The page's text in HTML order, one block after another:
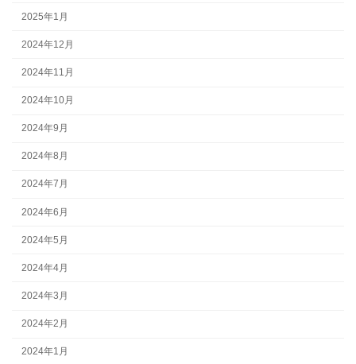
2025年1月
2024年12月
2024年11月
2024年10月
2024年9月
2024年8月
2024年7月
2024年6月
2024年5月
2024年4月
2024年3月
2024年2月
2024年1月